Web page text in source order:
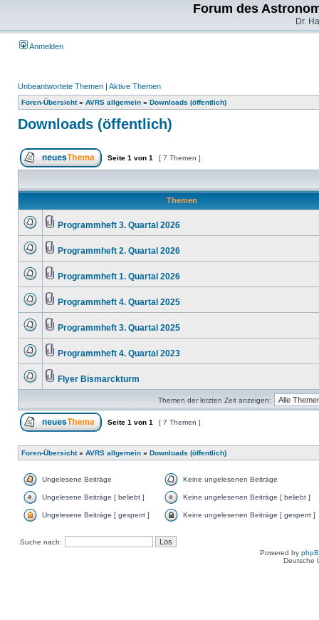
Forum des
Dr.
Anmelden
Unbeantwortete Themen | Aktive Themen
Foren-Übersicht» AVRS allgemein » Downloads (öffentlich)
Downloads (öffentlich)
Seite 1 von 1 [ 7 Themen ]
Themen
Programmheft 3. Quartal 2026
Programmheft 2. Quartal 2026
Programmheft 1. Quartal 2026
Programmheft 4. Quartal 2025
Programmheft 3. Quartal 2025
Programmheft 4. Quartal 2023
Flyer Bismarckturm
Themen der letzten Zeit anzeigen:
Seite 1 von 1 [ 7 Themen ]
Foren-Übersicht» AVRS allgemein » Downloads (öffentlich)
Ungelesene Beiträge Keine ungelesenen Beiträge
Ungelesene Beiträge [ beliebt ] Keine ungelesenen Beiträge [ beliebt ]
Ungelesene Beiträge [ gesperrt ] Keine ungelesenen Beiträge [ gesperrt ]
Suche nach:
Powered by
Deutsche